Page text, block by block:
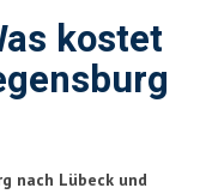
kostet
nach Lübeck und